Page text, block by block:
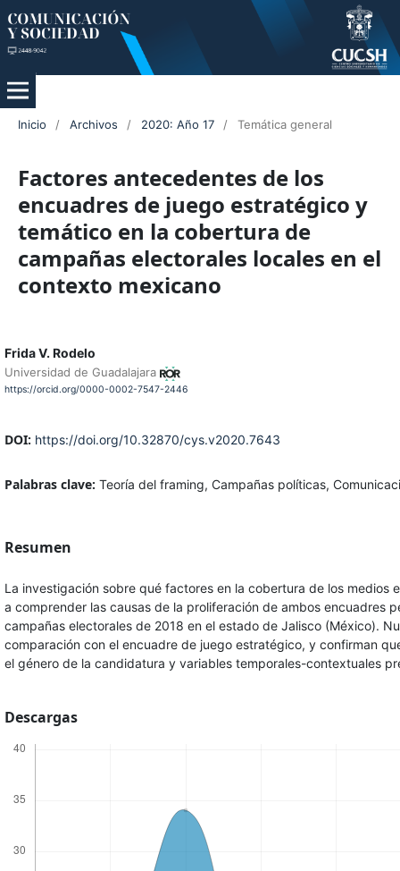
Inicio / Archivos / 2020: Año 17 / Temática general
Factores antecedentes de los
encuadres de juego estratégico y
temático en la cobertura de
campañas electorales locales en el
contexto mexicano
Frida V. Rodelo
Universidad de Guadalajara
https://orcid.org/0000-0002-7547-2446
DOI: https://doi.org/10.32870/cys.v2020.7643
Palabras clave: Teoría del framing, Campañas políticas,
Resumen
La investigación sobre qué factores en la cobertura de los
a comprender las causas de la proliferación de ambos encuadres
campañas electorales de 2018 en el estado de Jalisco (México).
comparación con el encuadre de juego estratégico, y confirman
el género de la candidatura y variables temporales-contextuales
Descargas